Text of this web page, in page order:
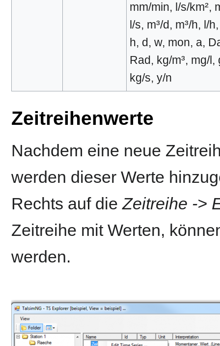
mm/min, l/s/km²,
l/s, m³/d, m³/h, l/
h, d, w, mon, a,
Rad, kg/m³, mg/
kg/s, y/n
Zeitreihenwerte
Nachdem eine neue
werden dieser Werte
Rechts auf dieZeitreihe ->
Zeitreihe mit Werten,
werden.